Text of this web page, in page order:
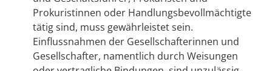
Prokuristinnen oder Handlungsbevollmächtigte
tätig sind, muss gewährleistet sein.
Einflussnahmen der Gesellschafterinnen und
Gesellschafter, namentlich durch Weisungen